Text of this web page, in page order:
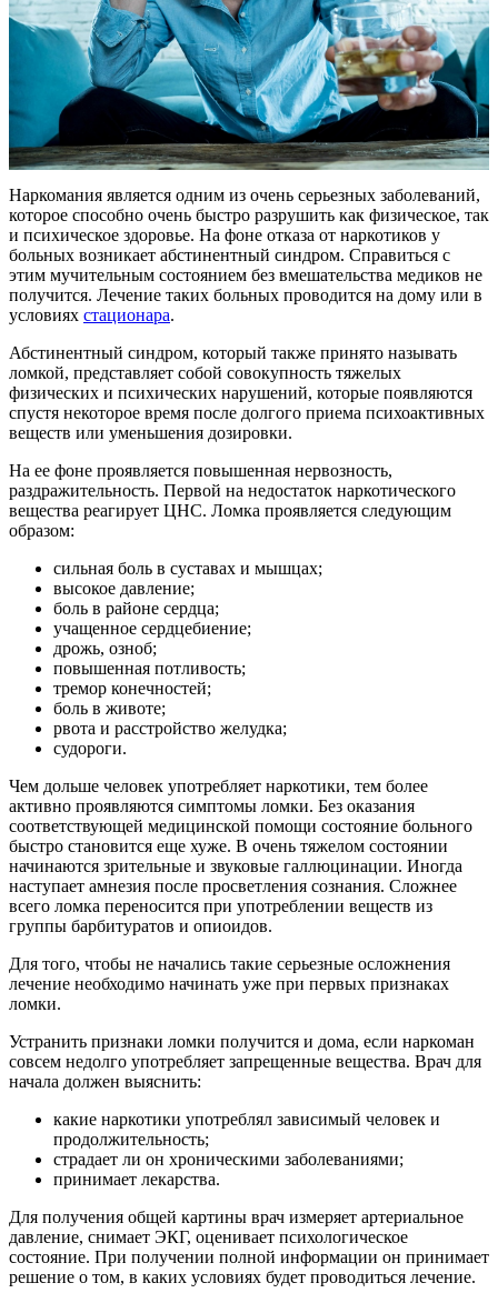
Наркомания является одним из очень серьезных заболеваний,
которое способно очень быстро разрушить как физическое, так
и психическое здоровье. На фоне отказа от наркотиков у
больных возникает абстинентный синдром. Справиться с
этим мучительным состоянием без вмешательства медиков не
получится. Лечение таких больных проводится на дому или в
условиях стационара.
Абстинентный синдром, который также принято называть
ломкой, представляет собой совокупность тяжелых
физических и психических нарушений, которые появляются
спустя некоторое время после долгого приема психоактивных
веществ или уменьшения дозировки.
На ее фоне проявляется повышенная нервозность,
раздражительность. Первой на недостаток наркотического
вещества реагирует ЦНС. Ломка проявляется следующим
образом:
сильная боль в суставах и мышцах;
высокое давление;
боль в районе сердца;
учащенное сердцебиение;
дрожь, озноб;
повышенная потливость;
тремор конечностей;
боль в животе;
рвота и расстройство желудка;
судороги.
Чем дольше человек употребляет наркотики, тем более
активно проявляются симптомы ломки. Без оказания
соответствующей медицинской помощи состояние больного
быстро становится еще хуже. В очень тяжелом состоянии
начинаются зрительные и звуковые галлюцинации. Иногда
наступает амнезия после просветления сознания. Сложнее
всего ломка переносится при употреблении веществ из
группы барбитуратов и опиоидов.
Для того, чтобы не начались такие серьезные осложнения
лечение необходимо начинать уже при первых признаках
ломки.
Устранить признаки ломки получится и дома, если наркоман
совсем недолго употребляет запрещенные вещества. Врач для
начала должен выяснить:
какие наркотики употреблял зависимый человек и
продолжительность;
страдает ли он хроническими заболеваниями;
принимает лекарства.
Для получения общей картины врач измеряет артериальное
давление, снимает ЭКГ, оценивает психологическое
состояние. При получении полной информации он принимает
решение о том, в каких условиях будет проводиться лечение.